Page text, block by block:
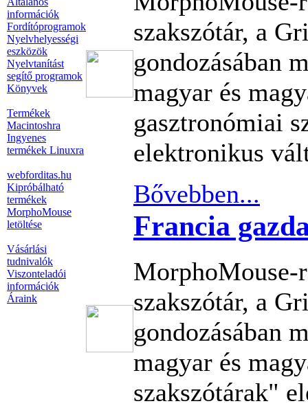
információk
Fordítóprogramok
Nyelvhelyességi
eszközök
Nyelvtanítást
segítő programok
Könyvek
Termékek
Macintoshra
Ingyenes
termékek Linuxra
webforditas.hu
Kipróbálható
termékek
MorphoMouse
letöltése
Vásárlási
tudnivalók
Viszonteladói
információk
Áraink
szakszótár, a
gondozásában
magyar és
gasztronómiai
elektronikus
Bővebben...
Francia
MorphoMouse-
szakszótár, a
gondozásában
magyar és
szakszótárak"